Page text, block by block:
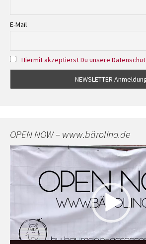
E-Mail
Hiermit akzeptierst Du unsere
OPEN NOW – www.bärolino.de
Video-